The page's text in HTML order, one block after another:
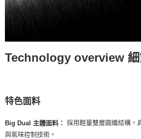
Technology overview 細
特色面料
Big Dual 主體面料： 採用輕量雙層圓織結構，
與氣味控制技術。